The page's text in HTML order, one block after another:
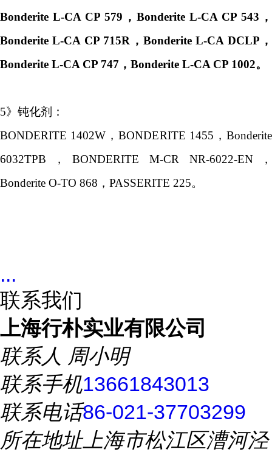
Bonderite L-CA CP 579，Bonderite L-CA CP 543，
Bonderite L-CA CP 715R，Bonderite L-CA DCLP，
Bonderite L-CA CP 747，Bonderite L-CA CP 1002。
5》钝化剂：
BONDERITE 1402W，BONDERITE 1455，Bonderite
6032TPB，BONDERITE M-CR NR-6022-EN，
Bonderite O-TO 868，PASSERITE 225。
...
联系我们
上海行朴实业有限公司
联系人 周小明
联系手机13661843013
联系电话86-021-37703299
所在地址上海市松江区漕河泾